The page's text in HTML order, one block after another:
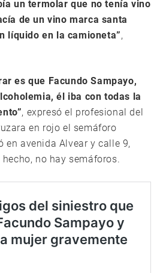
un termolar que no tenía vino
de un vino marca santa
líquido en la camioneta”,
es que Facundo Sampayo,
él iba con todas la
, expresó el profesional del
en rojo el semáforo
en avenida Alvear y calle 9,
no hay semáforos.